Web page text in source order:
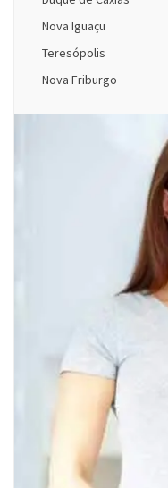
Nova Iguaçu
Teresópolis
Nova Friburgo